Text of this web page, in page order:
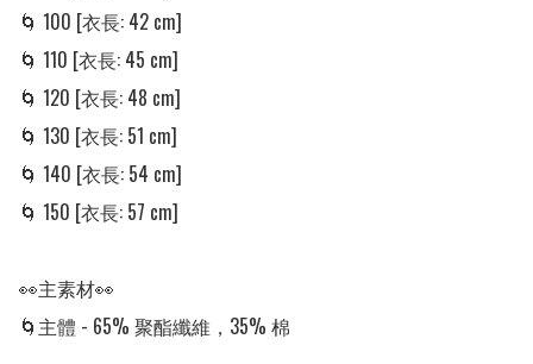
🌀 100 [衣長: 42 cm]
🌀 110 [衣長: 45 cm]
🌀 120 [衣長: 48 cm]
🌀 130 [衣長: 51 cm]
🌀 140 [衣長: 54 cm]
🌀 150 [衣長: 57 cm]
👀主素材👀
🌀主體 - 65% 聚酯纖維，35% 棉